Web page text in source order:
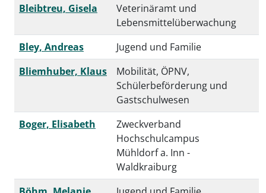
Bleibtreu, Gisela
Veterinäramt und
Lebensmittelüberwachung
Bley, Andreas
Jugend und Familie
Bliemhuber, Klaus
Mobilität, ÖPNV,
Schülerbeförderung und
Gastschulwesen
Boger, Elisabeth
Zweckverband
Hochschulcampus
Mühldorf a. Inn -
Waldkraiburg